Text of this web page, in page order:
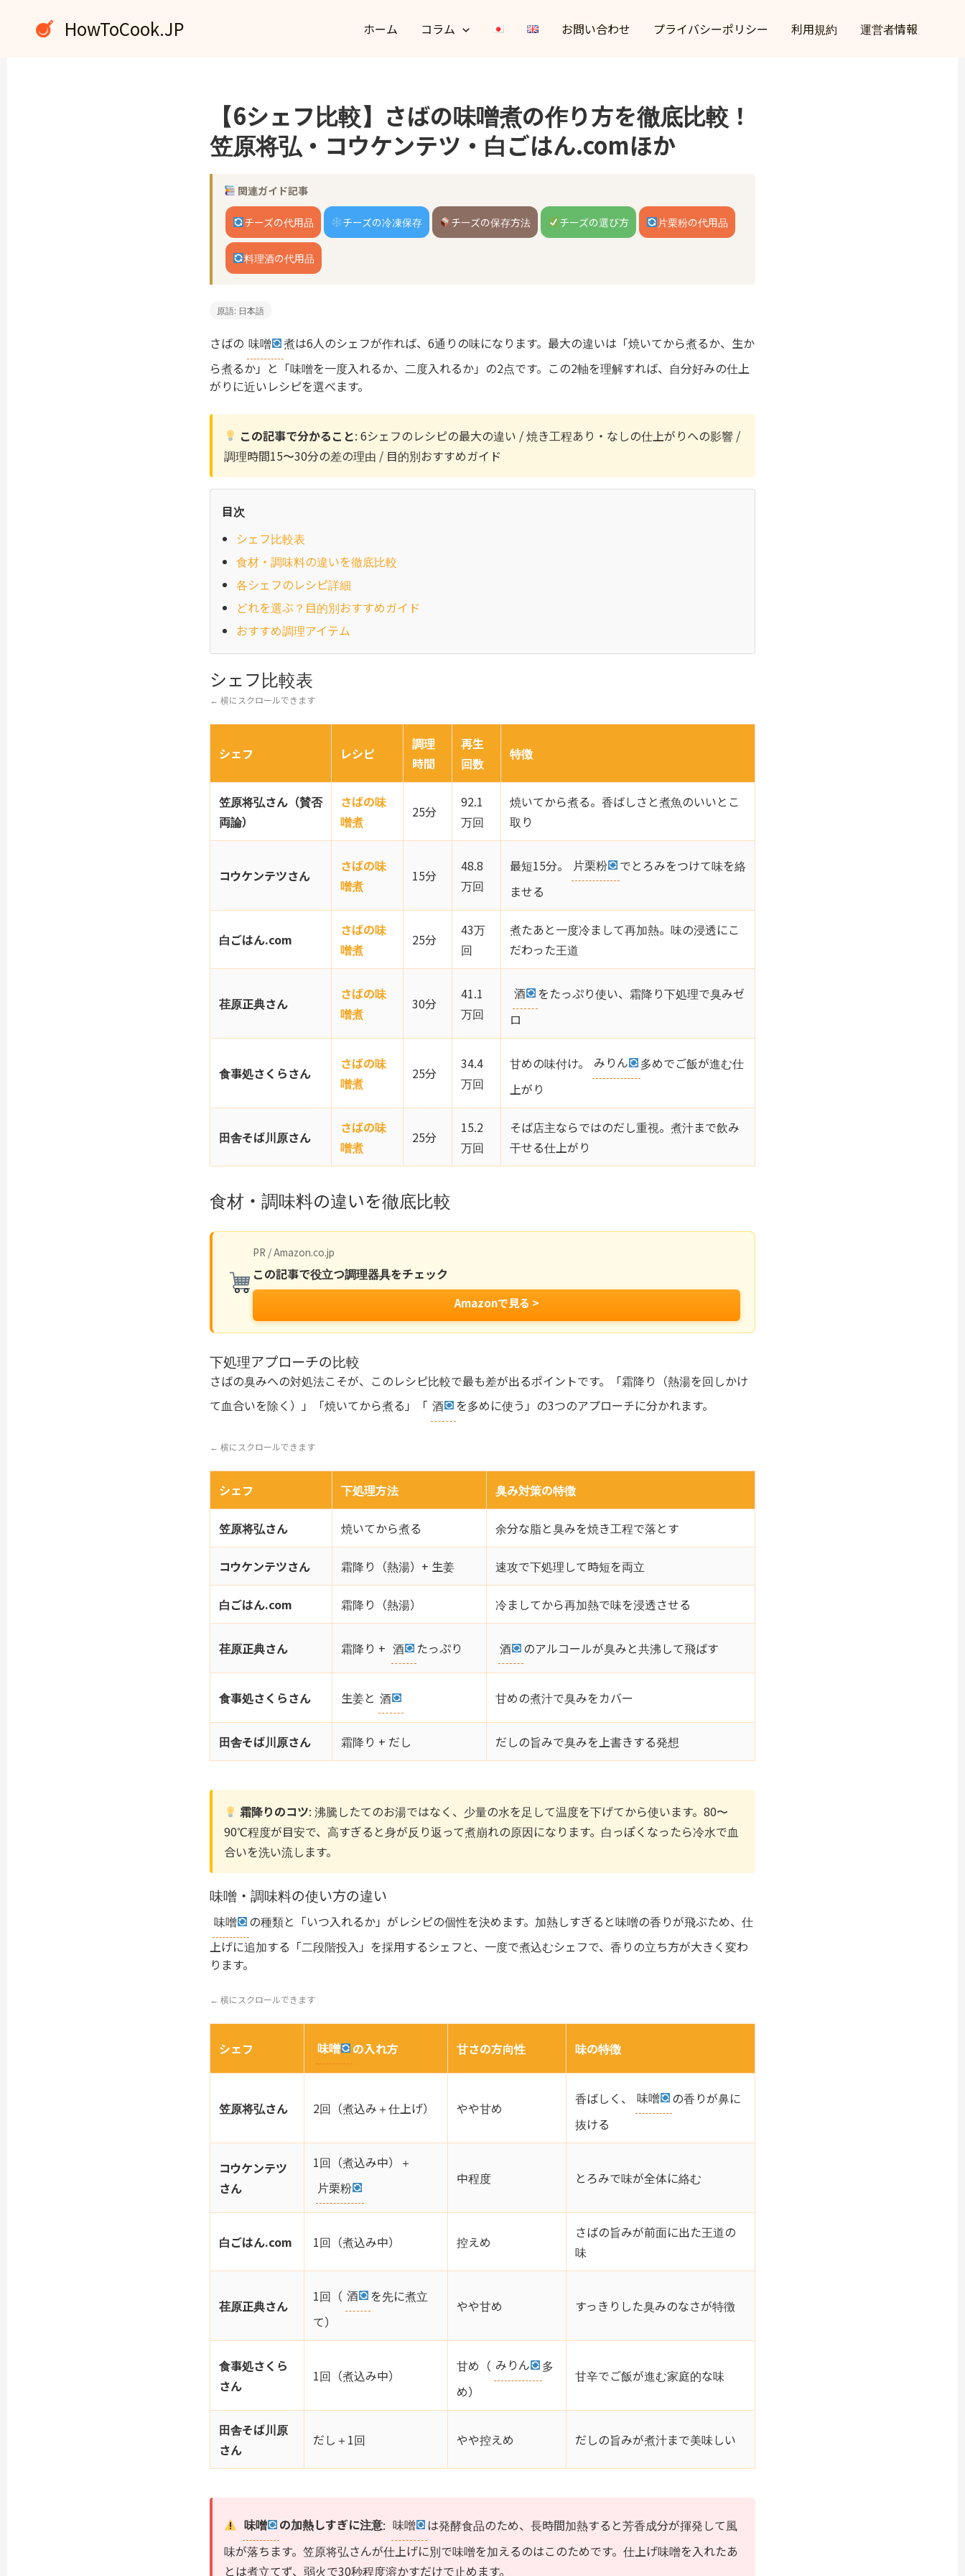
HowToCook.JP ホーム コラム お問い合わせ プライバシーポリシー 利用規約 運営者情報
【6シェフ比較】さばの味噌煮の作り方を徹底比較！
笠原将弘・コウケンテツ・白ごはん.comほか
関連ガイド記事
チーズの代用品 チーズの冷凍保存 チーズの保存方法 チーズの選び方 片栗粉の代用品
料理酒の代用品
原語: 日本語
さばの 味噌
煮は6人のシェフが作れば、6通りの味になります。最大の違いは「焼いてから煮るか、生か
ら煮るか」と「味噌を一度入れるか、二度入れるか」の2点です。この2軸を理解すれば、自分好みの仕上
がりに近いレシピを選べます。
この記事で分かること: 6シェフのレシピの最大の違い / 焼き工程あり・なしの仕上がりへの影響 /
調理時間15〜30分の差の理由 / 目的別おすすめガイド
目次
シェフ比較表
食材・調味料の違いを徹底比較
各シェフのレシピ詳細
どれを選ぶ？目的別おすすめガイド
おすすめ調理アイテム
シェフ比較表
← 横にスクロールできます
シェフ レシピ
調理
時間
再生
回数
特徴
笠原将弘さん（賛否
両論）
さばの味
噌煮
25分
92.1
万回
焼いてから煮る。香ばしさと煮魚のいいとこ
取り
コウケンテツさん
さばの味
噌煮
15分
48.8
万回
最短15分。 片栗粉
でとろみをつけて味を絡
ませる
白ごはん.com
さばの味
噌煮
25分
43万
回
煮たあと一度冷まして再加熱。味の浸透にこ
だわった王道
荏原正典さん
さばの味
噌煮
30分
41.1
万回
酒
をたっぷり使い、霜降り下処理で臭みゼ
ロ
食事処さくらさん
さばの味
噌煮
25分
34.4
万回
甘めの味付け。 みりん
多めでご飯が進む仕
上がり
田舎そば川原さん
さばの味
噌煮
25分
15.2
万回
そば店主ならではのだし重視。煮汁まで飲み
干せる仕上がり
食材・調味料の違いを徹底比較
PR / Amazon.co.jp
この記事で役立つ調理器具をチェック
Amazonで見る >
下処理アプローチの比較
さばの臭みへの対処法こそが、このレシピ比較で最も差が出るポイントです。「霜降り（熱湯を回しかけ
て血合いを除く）」「焼いてから煮る」「 酒 を多めに使う」の3つのアプローチに分かれます。
← 横にスクロールできます
シェフ 下処理方法 臭み対策の特徴
笠原将弘さん 焼いてから煮る 余分な脂と臭みを焼き工程で落とす
コウケンテツさん 霜降り（熱湯）+ 生姜 速攻で下処理して時短を両立
白ごはん.com 霜降り（熱湯） 冷ましてから再加熱で味を浸透させる
荏原正典さん 霜降り + 酒 たっぷり 酒 のアルコールが臭みと共沸して飛ばす
食事処さくらさん 生姜と 酒 甘めの煮汁で臭みをカバー
田舎そば川原さん 霜降り + だし だしの旨みで臭みを上書きする発想
霜降りのコツ: 沸騰したてのお湯ではなく、少量の水を足して温度を下げてから使います。80〜
90℃程度が目安で、高すぎると身が反り返って煮崩れの原因になります。白っぽくなったら冷水で血
合いを洗い流します。
味噌・調味料の使い方の違い
味噌
の種類と「いつ入れるか」がレシピの個性を決めます。加熱しすぎると味噌の香りが飛ぶため、仕
上げに追加する「二段階投入」を採用するシェフと、一度で煮込むシェフで、香りの立ち方が大きく変わ
ります。
← 横にスクロールできます
シェフ 味噌 の入れ方 甘さの方向性 味の特徴
笠原将弘さん 2回（煮込み＋仕上げ） やや甘め
香ばしく、 味噌
の香りが鼻に
抜ける
コウケンテツ
さん
1回（煮込み中）＋
片栗粉
中程度 とろみで味が全体に絡む
白ごはん.com 1回（煮込み中） 控えめ
さばの旨みが前面に出た王道の
味
荏原正典さん
1回（ 酒
を先に煮立
て）
やや甘め すっきりした臭みのなさが特徴
食事処さくら
さん
1回（煮込み中）
甘め（ みりん
多
め）
甘辛でご飯が進む家庭的な味
田舎そば川原
さん
だし＋1回 やや控えめ だしの旨みが煮汁まで美味しい
味噌 の加熱しすぎに注意: 味噌
は発酵食品のため、長時間加熱すると芳香成分が揮発して風
味が落ちます。笠原将弘さんが仕上げに別で味噌を加えるのはこのためです。仕上げ味噌を入れたあ
とは煮立てず、弱火で30秒程度溶かすだけで止めます。